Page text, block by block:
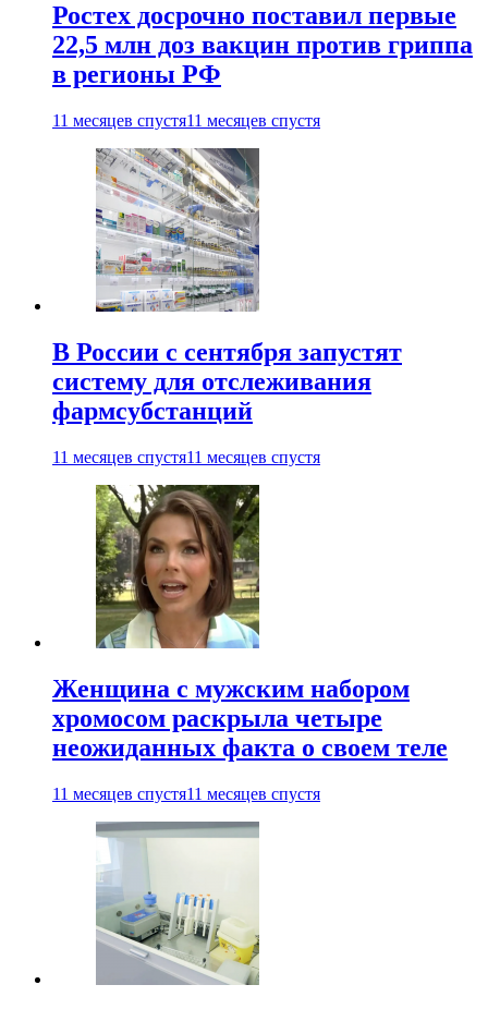
Ростех досрочно поставил первые
22,5 млн доз вакцин против гриппа
в регионы РФ
11 месяцев спустя11 месяцев спустя
В России с сентября запустят
систему для отслеживания
фармсубстанций
11 месяцев спустя11 месяцев спустя
Женщина с мужским набором
хромосом раскрыла четыре
неожиданных факта о своем теле
11 месяцев спустя11 месяцев спустя